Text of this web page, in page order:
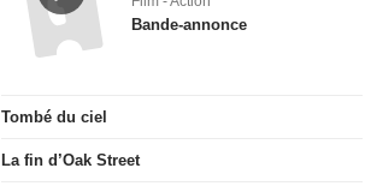
Bande-annonce
Tombé du ciel
La fin d’Oak Street